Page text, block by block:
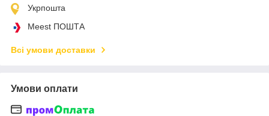
Укрпошта
Meest ПОШТА
Всі умови доставки
Умови оплати